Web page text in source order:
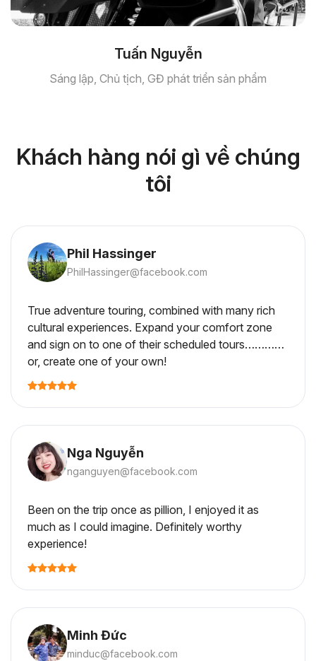
Tuấn Nguyễn
Sáng lập, Chủ tịch, GĐ phát triển sản phẩm
Khách hàng nói gì về chúng
tôi
Phil Hassinger
PhilHassinger@facebook.com
True adventure touring, combined with many rich
cultural experiences. Expand your comfort zone
and sign on to one of their scheduled tours…………
or, create one of your own!
Nga Nguyễn
nganguyen@facebook.com
Been on the trip once as pillion, I enjoyed it as
much as I could imagine. Definitely worthy
experience!
Minh Đức
minduc@facebook.com